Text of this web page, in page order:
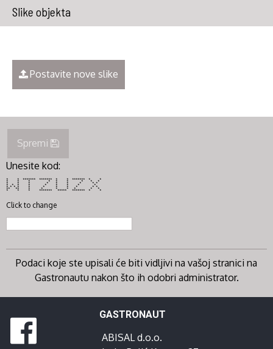
Slike objekta
Postavite nove slike
Spremi
Unesite kod:
* * ******* ******* * * ******* * *
* * * * * * * * *
* * * * * * * * *
* * * * * * * * *
* * * * * * * * * * *
** ** * * * * * * *
* * * ******* ***** ******* * *
Click to change
Podaci koje ste upisali će biti vidljivi na vašoj stranici na
Gastronautu nakon što ih odobri administrator.
GASTRONAUT
ABISAL d.o.o.